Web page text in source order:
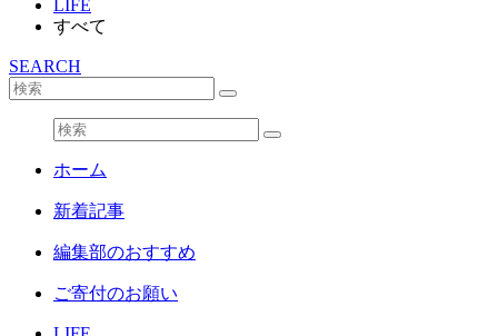
LIFE
すべて
SEARCH
ホーム
新着記事
編集部のおすすめ
ご寄付のお願い